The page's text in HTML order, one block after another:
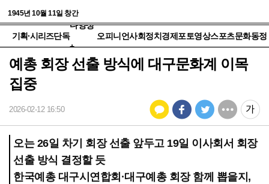
1945년 10월 11일 창간
기획·시리즈단독
다양성
+
오피니언사회정치 경제 포토영상스포츠문화동정
예총 회장 선출 방식에 대구문화계 이목
집중
2026-02-12 16:50
오는 26일 차기 회장 선출 앞두고 19일 이사회서 회장
선출 방식 결정할 듯
한국예총 대구시연합회·대구예총 회장 함께 뽑을지,